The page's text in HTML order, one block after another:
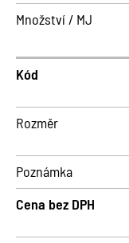
Množství / MJ
Kód
Rozměr
Poznámka
Cena bez DPH